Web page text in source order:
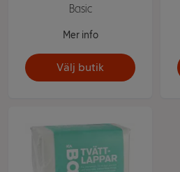
Basic
Mer info
Välj butik